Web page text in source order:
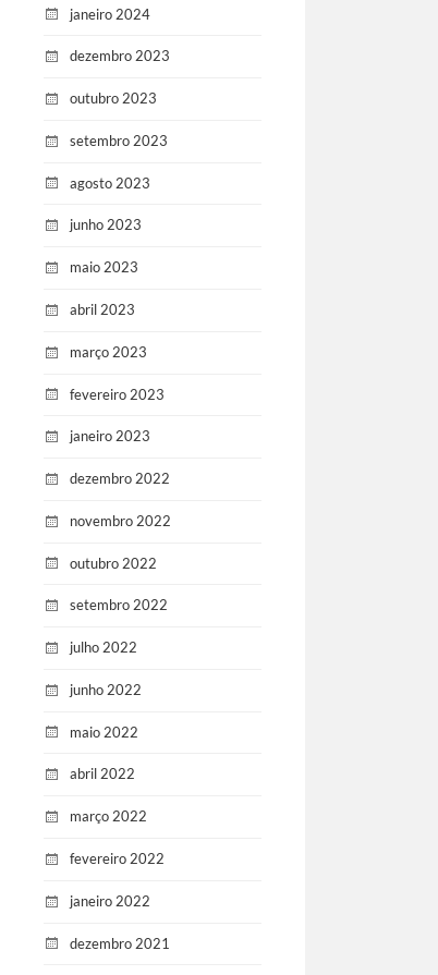
janeiro 2024
dezembro 2023
outubro 2023
setembro 2023
agosto 2023
junho 2023
maio 2023
abril 2023
março 2023
fevereiro 2023
janeiro 2023
dezembro 2022
novembro 2022
outubro 2022
setembro 2022
julho 2022
junho 2022
maio 2022
abril 2022
março 2022
fevereiro 2022
janeiro 2022
dezembro 2021